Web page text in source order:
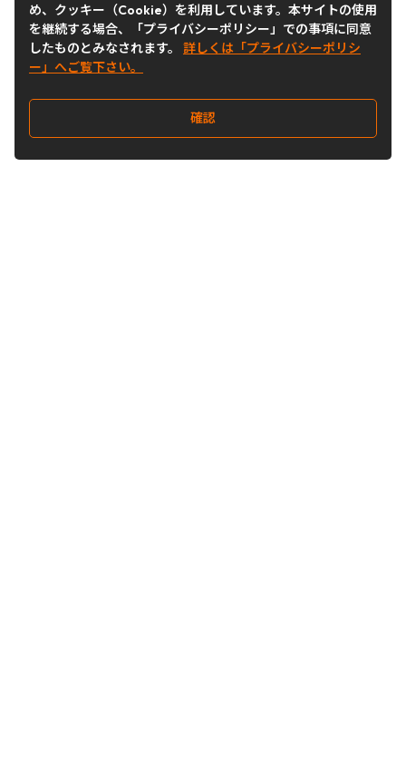
め、クッキー（Cookie）を利用しています。本サイトの使用
を継続する場合、「プライバシーポリシー」での事項に同意
したものとみなされます。 詳しくは「プライバシーポリシ
ー」へご覧下さい。
確認